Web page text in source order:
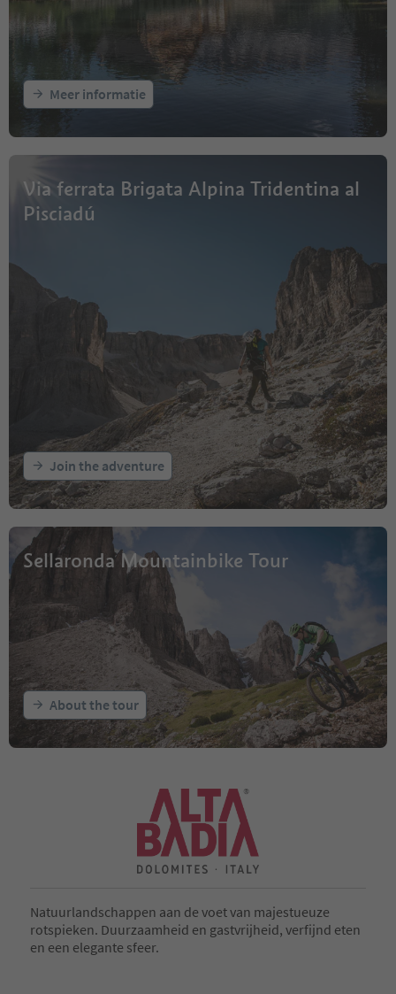
Meer informatie
Via ferrata Brigata Alpina Tridentina al
Pisciadú
Join the adventure
Sellaronda Mountainbike Tour
About the tour
Natuurlandschappen aan de voet van majestueuze
rotspieken. Duurzaamheid en gastvrijheid, verfijnd eten
en een elegante sfeer.